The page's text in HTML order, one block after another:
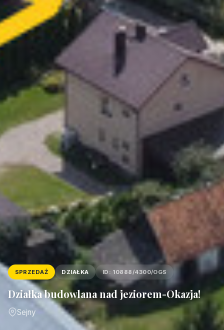
SPRZEDAŻ DZIAŁKA ID: 10888/4300/OGS
Działka budowlana nad jeziorem-Okazja!
Sejny